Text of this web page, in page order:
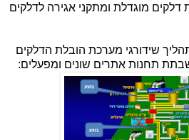
מוגדלת ומתקני אגירה לדלקים
שידורגי מערכת הובלת הדלקים
תחנות אתרים שונים ומפעלים: